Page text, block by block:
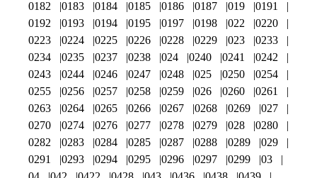
0182
0183 0184 0185 0186 0187 019
0191
0192
0193 0194 0195 0197 0198 022
0220
0223
0224 0225 0226 0228 0229 023
0233
0234
0235 0237 0238 024 0240 0241
0242
0243
0244 0246 0247 0248 025 0250
0254
0255
0256 0257 0258 0259 026 0260
0261
0263
0264 0265 0266 0267 0268 0269
027
0270
0274 0276 0277 0278 0279 028
0280
0282
0283 0284 0285 0287 0288 0289
029
0291
0293 0294 0295 0296 0297 0299
03